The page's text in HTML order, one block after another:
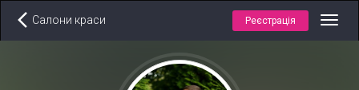
Салони краси Реєстрація